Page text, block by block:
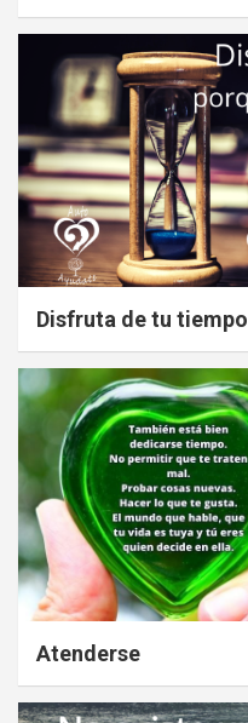
Disfruta de tu tiempo
Atenderse